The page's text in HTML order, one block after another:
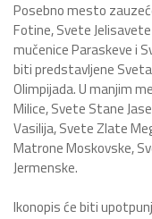
Posebno mesto
Fotine, Svete
mučenice Paraskeve i
biti predstavljene
Olimpijada. U manjim
Milice, Svete Stane
Vasilija, Svete Zlate
Matrone Moskovske,
Jermenske.
Ikonopis će biti